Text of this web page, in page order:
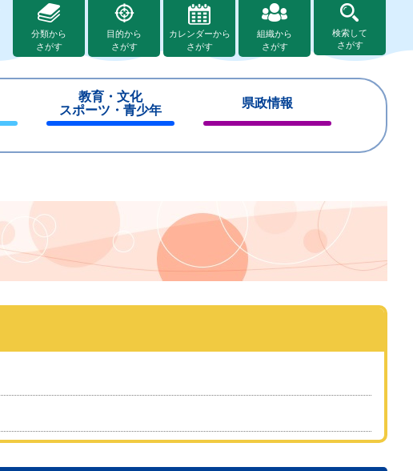
分類から
さがす
目的から
さがす
カレンダーから
さがす
組織から
さがす
検索して
さがす
教育・文化
スポーツ・青少年
じ
県政情報
じ